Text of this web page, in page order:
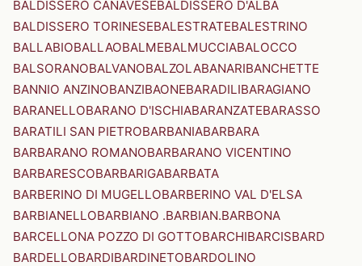
BALDISSERO CANAVESEBALDISSERO D'ALBA
BALDISSERO TORINESEBALESTRATEBALESTRINO
BALLABIOBALLAOBALMEBALMUCCIABALOCCO
BALSORANOBALVANOBALZOLABANARIBANCHETTE
BANNIO ANZINOBANZIBAONEBARADILIBARAGIANO
BARANELLOBARANO D'ISCHIABARANZATEBARASSO
BARATILI SAN PIETROBARBANIABARBARA
BARBARANO ROMANOBARBARANO VICENTINO
BARBARESCOBARBARIGABARBATA
BARBERINO DI MUGELLOBARBERINO VAL D'ELSA
BARBIANELLOBARBIANO .BARBIAN.BARBONA
BARCELLONA POZZO DI GOTTOBARCHIBARCISBARD
BARDELLOBARDIBARDINETOBARDOLINO